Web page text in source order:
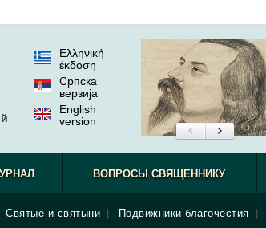
Ελληνική
έκδοση
Српска
верзиjа
English
version
Святые и святыни Подвижники благочестия
ВОПРОСЫ СВЯЩЕННИКУ